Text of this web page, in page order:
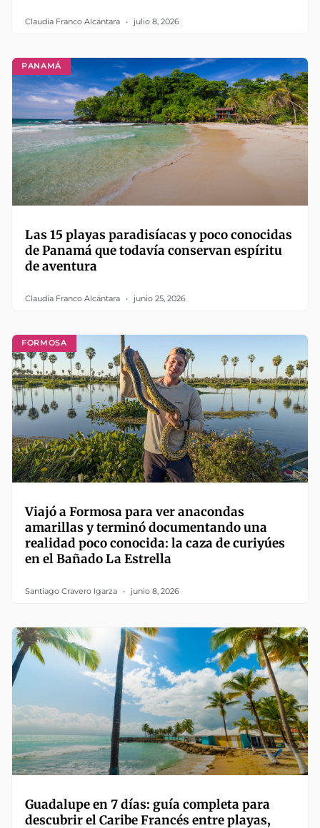
Claudia Franco Alcántara julio 8, 2026
PANAMÁ
Las 15 playas paradisíacas y poco conocidas
de Panamá que todavía conservan espíritu
de aventura
Claudia Franco Alcántara junio 25, 2026
FORMOSA
Viajó a Formosa para ver anacondas
amarillas y terminó documentando una
realidad poco conocida: la caza de curiyúes
en el Bañado La Estrella
Santiago Cravero Igarza junio 8, 2026
Guadalupe en 7 días: guía completa para
descubrir el Caribe Francés entre playas,